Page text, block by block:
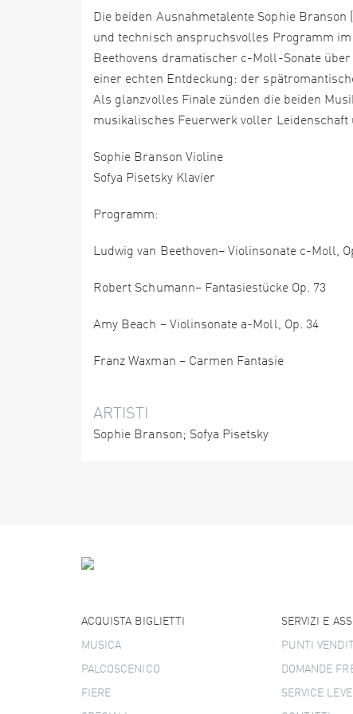
Die beiden Ausnahmetalente Sophie
und technisch anspruchsvolles Programm
Beethovens dramatischer c-Moll-Sonate
einer echten Entdeckung: der
Als glanzvolles Finale zünden die beiden
musikalisches Feuerwerk voller
Sophie Branson Violine
Sofya Pisetsky Klavier
Programm:
Ludwig van Beethoven– Violinsonate c-Moll,
Robert Schumann– Fantasiestücke Op. 73
Amy Beach – Violinsonate a-Moll, Op. 34
Franz Waxman – Carmen Fantasie
ARTISTI
Sophie Branson; Sofya Pisetsky
ACQUISTA BIGLIETTI
MUSICA
PALCOSCENICO
FIERE
SERVIZI E
PUNTI
DOMANDE
SERVICE